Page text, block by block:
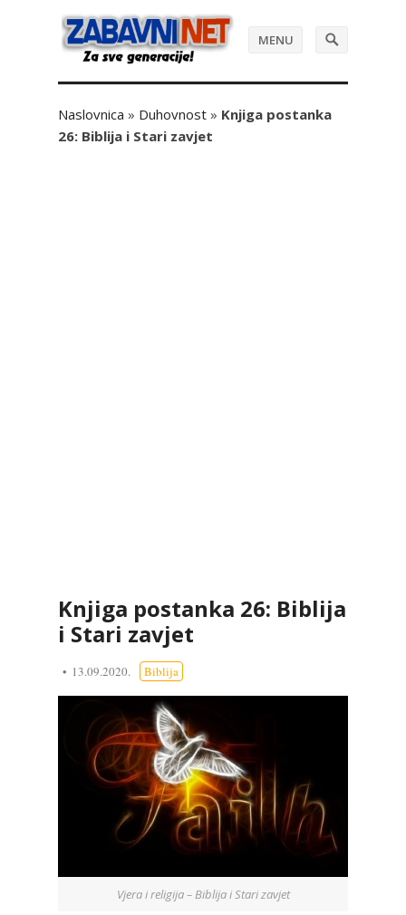
MENU
Naslovnica » Duhovnost » Knjiga postanka
26: Biblija i Stari zavjet
Knjiga postanka 26: Biblija
i Stari zavjet
13.09.2020. Biblija
Vjera i religija – Biblija i Stari zavjet